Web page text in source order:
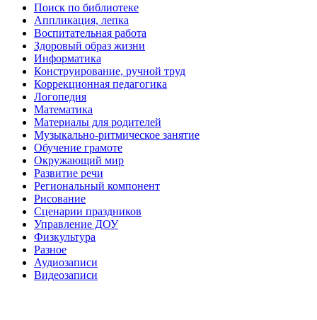
Поиск по библиотеке
Аппликация, лепка
Воспитательная работа
Здоровый образ жизни
Информатика
Конструирование, ручной труд
Коррекционная педагогика
Логопедия
Математика
Материалы для родителей
Музыкально-ритмическое занятие
Обучение грамоте
Окружающий мир
Развитие речи
Региональный компонент
Рисование
Сценарии праздников
Управление ДОУ
Физкультура
Разное
Аудиозаписи
Видеозаписи